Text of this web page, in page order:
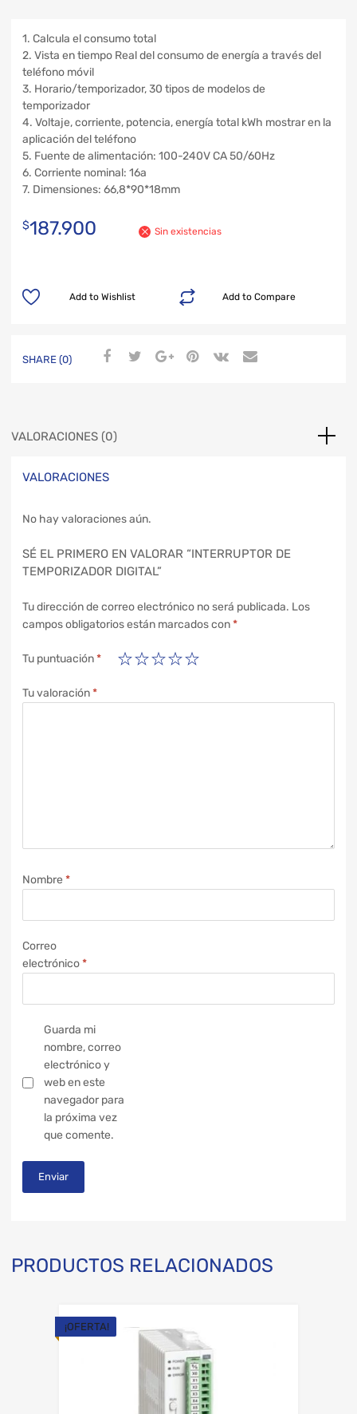
1. Calcula el consumo total
2. Vista en tiempo Real del consumo de energía a través del
teléfono móvil
3. Horario/temporizador, 30 tipos de modelos de
temporizador
4. Voltaje, corriente, potencia, energía total kWh mostrar en la
aplicación del teléfono
5. Fuente de alimentación: 100-240V CA 50/60Hz
6. Corriente nominal: 16a
7. Dimensiones: 66,8*90*18mm
$187.900 Sin existencias
Add to Compare
Add to Wishlist
SHARE (0)
VALORACIONES (0)
VALORACIONES
No hay valoraciones aún.
SÉ EL PRIMERO EN VALORAR “INTERRUPTOR DE
TEMPORIZADOR DIGITAL”
Tu dirección de correo electrónico no será publicada. Los
campos obligatorios están marcados con*
Tu puntuación*
Tu valoración*
Nombre *
Correo
electrónico*
Guarda mi
nombre, correo
electrónico y
web en este
navegador para
la próxima vez
que comente.
PRODUCTOS RELACIONADOS
¡OFERTA!